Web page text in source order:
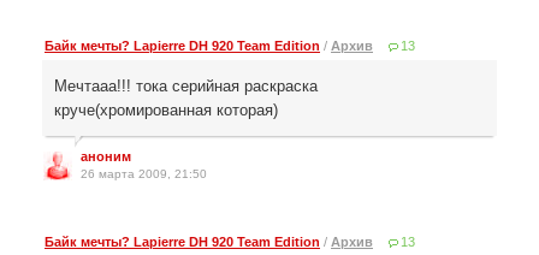
Байк мечты? Lapierre DH 920 Team Edition / Архив 13
Мечтааа!!! тока серийная раскраска
круче(хромированная которая)
аноним
26 марта 2009, 21:50
Байк мечты? Lapierre DH 920 Team Edition / Архив 13